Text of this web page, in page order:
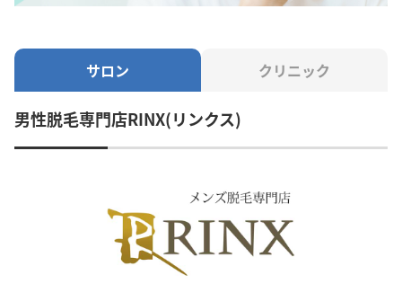
サロン クリニック
男性脱毛専門店RINX(リンクス)